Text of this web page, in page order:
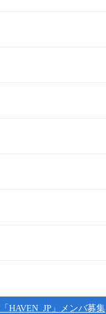
HAVEN_JP」メンバ募集